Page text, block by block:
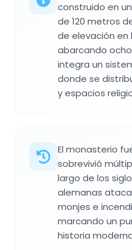
construido en
de 120 metros
de elevación en
abarcando
integra un
donde se
y espacios
El monasterio
sobrevivió
largo de los
alemanas
monjes e
marcando un
historia